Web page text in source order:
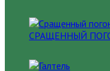
СРАЩЕННЫЙ